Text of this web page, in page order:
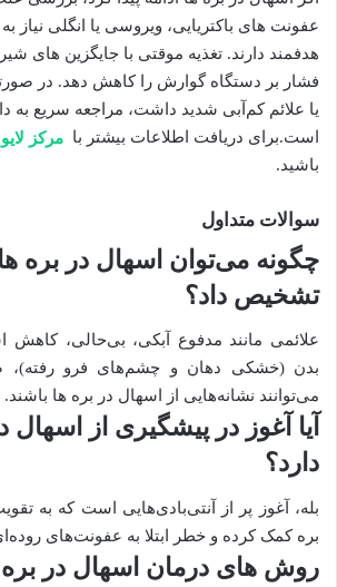
عفونت‌ های باکتریایی، ویروسی یا انگلی نیاز
هدفمند دارند. تغذیه موقتی با جایگزین‌ های
فشار بر دستگاه گوارش را کاهش دهد. در
یا علائم کم‌آبی شدید داشت، مراجعه سریع
است.برای دریافت اطلاعات بیشتر با مرکز
باشید.
سوالات متداول
چگونه می‌توان اسهال در بره
تشخیص داد؟
علائمی مانند مدفوع آبکی، بی‌حالی، کاهش
بدن (خشکی دهان و چشم‌های فرو
می‌توانند نشانه‌هایی از اسهال در بره ها باشند.
آیا آغوز در پیشگیری از
دارد؟
بله، آغوز پر از آنتی‌بادی‌هایی است که به
بره کمک کرده و خطر ابتلا به عفونت‌های
روش های درمان اسهال در